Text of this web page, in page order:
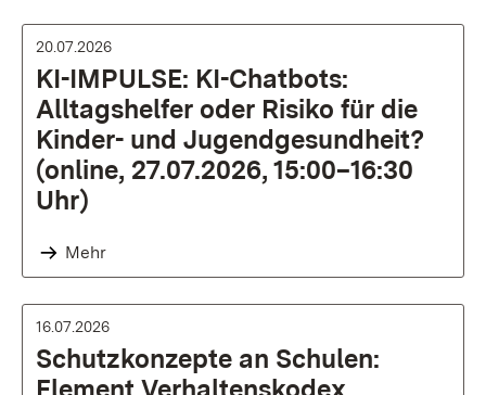
20.07.2026
KI-IMPULSE: KI-Chatbots:
Alltagshelfer oder Risiko für die
Kinder- und Jugendgesundheit?
(online, 27.07.2026, 15:00–16:30
Uhr)
Mehr
16.07.2026
Schutzkonzepte an Schulen: